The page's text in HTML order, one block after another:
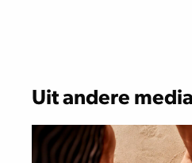
Uit andere media